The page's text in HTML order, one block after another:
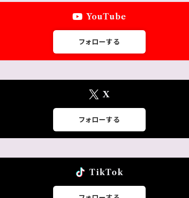
YouTube
フォローする
X
フォローする
TikTok